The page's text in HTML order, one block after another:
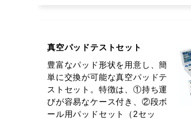
真空パッドテストセット
豊富なパッド形状を用意し、簡
単に交換が可能な真空パッドテ
ストセット。特徴は、①持ち運
びが容易なケース付き、②段ボ
ール用パッドセット（2セッ